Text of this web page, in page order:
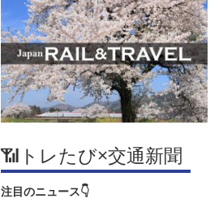
📶トレたび×交通新聞
注目のニュース👇